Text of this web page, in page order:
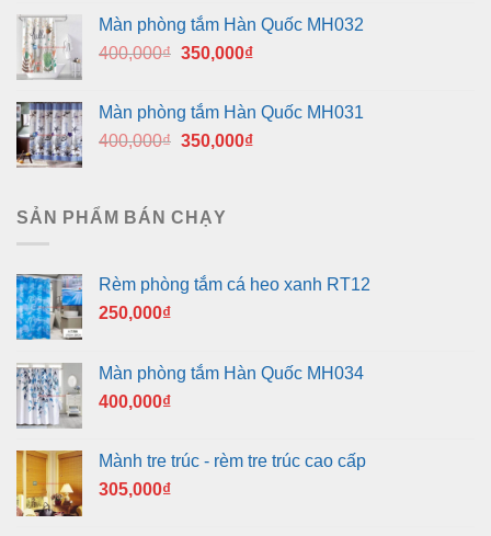
400,000₫.là:
350,000₫.
Màn phòng tắm Hàn Quốc MH032
400,000₫ Giá
400,000₫.
350,000₫Giá
là:
350,000₫.
Màn phòng tắm Hàn Quốc MH031
400,000₫ Giá
400,000₫.
350,000₫Giá
SẢN PHẨM BÁN CHẠY
Rèm phòng tắm cá heo xanh RT12
250,000₫
Màn phòng tắm Hàn Quốc MH034
400,000₫
Mành tre trúc - rèm tre trúc cao cấp
305,000₫